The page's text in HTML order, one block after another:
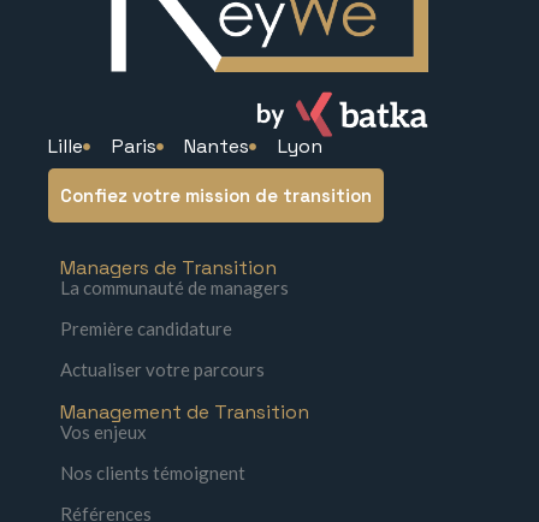
Lille Paris Nantes Lyon
Confiez votre mission de transition
Managers de Transition
La communauté de managers
Première candidature
Actualiser votre parcours
Management de Transition
Vos enjeux
Nos clients témoignent
Références